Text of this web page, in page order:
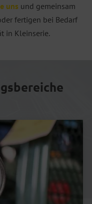
uns und gemeinsam
fertigen bei Bedarf
in Kleinserie.